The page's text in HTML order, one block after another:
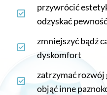
przywrócić
odzyskać
zmniejszyć bądź
dyskomfort
zatrzymać rozwój
objąć inne